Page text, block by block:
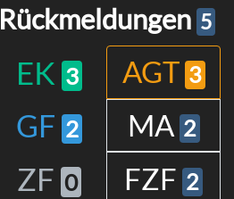
Rückmeldungen 5
EK3 AGT 3
GF2 MA 2
ZF0 FZF2